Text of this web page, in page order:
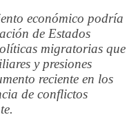
económico podría
de Estados
migratorias que
y presiones
reciente en los
de conflictos